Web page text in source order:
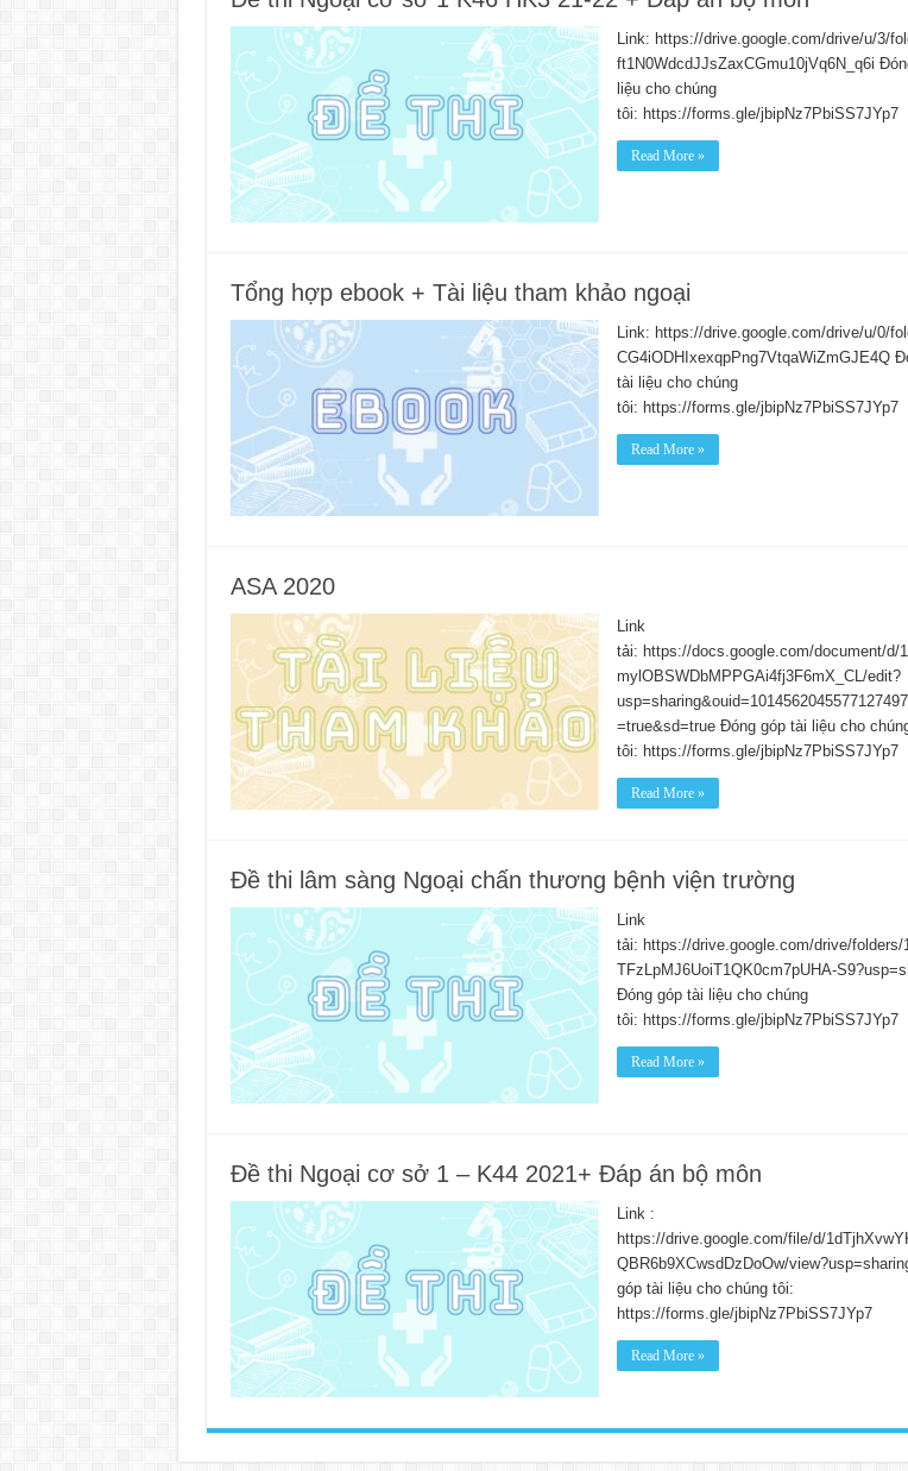
Link: https://drive.google.com/drive/u/3/
ft1N0WdcdJJsZaxCGmu10jVq6N_q6i
liệu cho chúng
tôi: https://forms.gle/jbipNz7PbiSS7JYp7
Read More »
Tổng hợp ebook + Tài liệu tham khảo ngoại
Link: https://drive.google.com/drive/u/0/
CG4iODHIxexqpPng7VtqaWiZmGJE4Q
tài liệu cho chúng
tôi: https://forms.gle/jbipNz7PbiSS7JYp7
Read More »
ASA 2020
Link
tải: https://docs.google.com/document/d/
mylOBSWDbMPPGAi4fj3F6mX_CL/edit?
=true&sd=true Đóng góp tài liệu cho
tôi: https://forms.gle/jbipNz7PbiSS7JYp7
Read More »
Đề thi lâm sàng Ngoại chấn thương bệnh viện trường
Link
tải: https://drive.google.com/drive/folders/
TFzLpMJ6UoiT1QK0cm7pUHA-
Đóng góp tài liệu cho chúng
tôi: https://forms.gle/jbipNz7PbiSS7JYp7
Read More »
Đề thi Ngoại cơ sở 1 – K44 2021+ Đáp án bộ môn
Link :
https://drive.google.com/file/d/
QBR6b9XCwsdDzDoOw/
góp tài liệu cho chúng tôi:
https://forms.gle/jbipNz7PbiSS7JYp7
Read More »